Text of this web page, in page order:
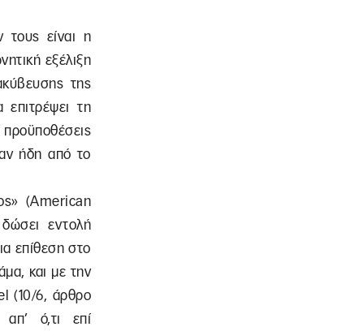
τους είναι η
εξέλιξη
της
τη
προϋποθέσεις
ήδη από το
(American
εντολή
επίθεση στο
και με την
(10/6, άρθρο
απ’ ό,τι επί